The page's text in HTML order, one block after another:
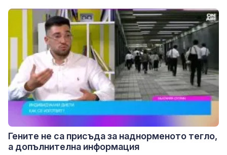
Гените не са присъда за наднорменото тегло,
а допълнителна информация